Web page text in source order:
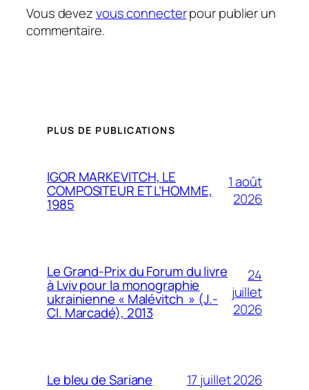
Vous devezvous connecterpour publier un
commentaire.
PLUS DE PUBLICATIONS
IGOR MARKEVITCH, LE
COMPOSITEUR ET L’HOMME,
1985
1 août
2026
Le Grand-Prix du Forum du livre
à Lviv pour la monographie
ukrainienne « Malévitch » (J.-
Cl. Marcadé), 2013
24
juillet
2026
Le bleu de Sariane 17 juillet 2026